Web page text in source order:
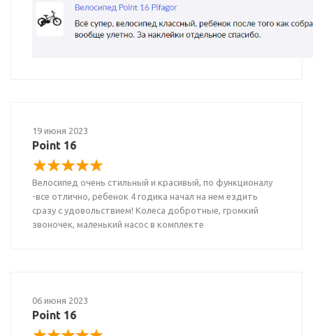
19 июня 2023
Point 16
Велосипед очень стильный и красивый, по функционалу
-все отлично, ребенок 4 годика начал на нем ездить
сразу с удовольствием! Колеса добротные, громкий
звоночек, маленький насос в комплекте
06 июня 2023
Point 16